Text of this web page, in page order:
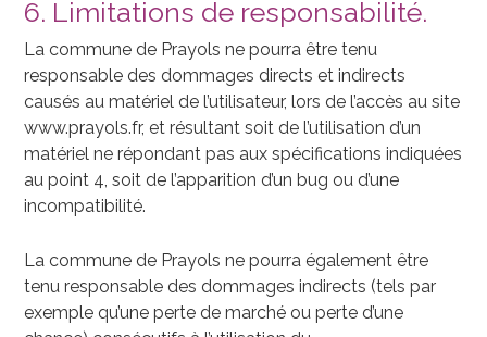
6. Limitations de responsabilité.
La commune de Prayols ne pourra être tenu
responsable des dommages directs et indirects
causés au matériel de l’utilisateur, lors de l’accès au site
www.prayols.fr, et résultant soit de l’utilisation d’un
matériel ne répondant pas aux spécifications indiquées
au point 4, soit de l’apparition d’un bug ou d’une
incompatibilité.
La commune de Prayols ne pourra également être
tenu responsable des dommages indirects (tels par
exemple qu’une perte de marché ou perte d’une